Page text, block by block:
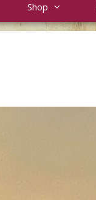
Shop